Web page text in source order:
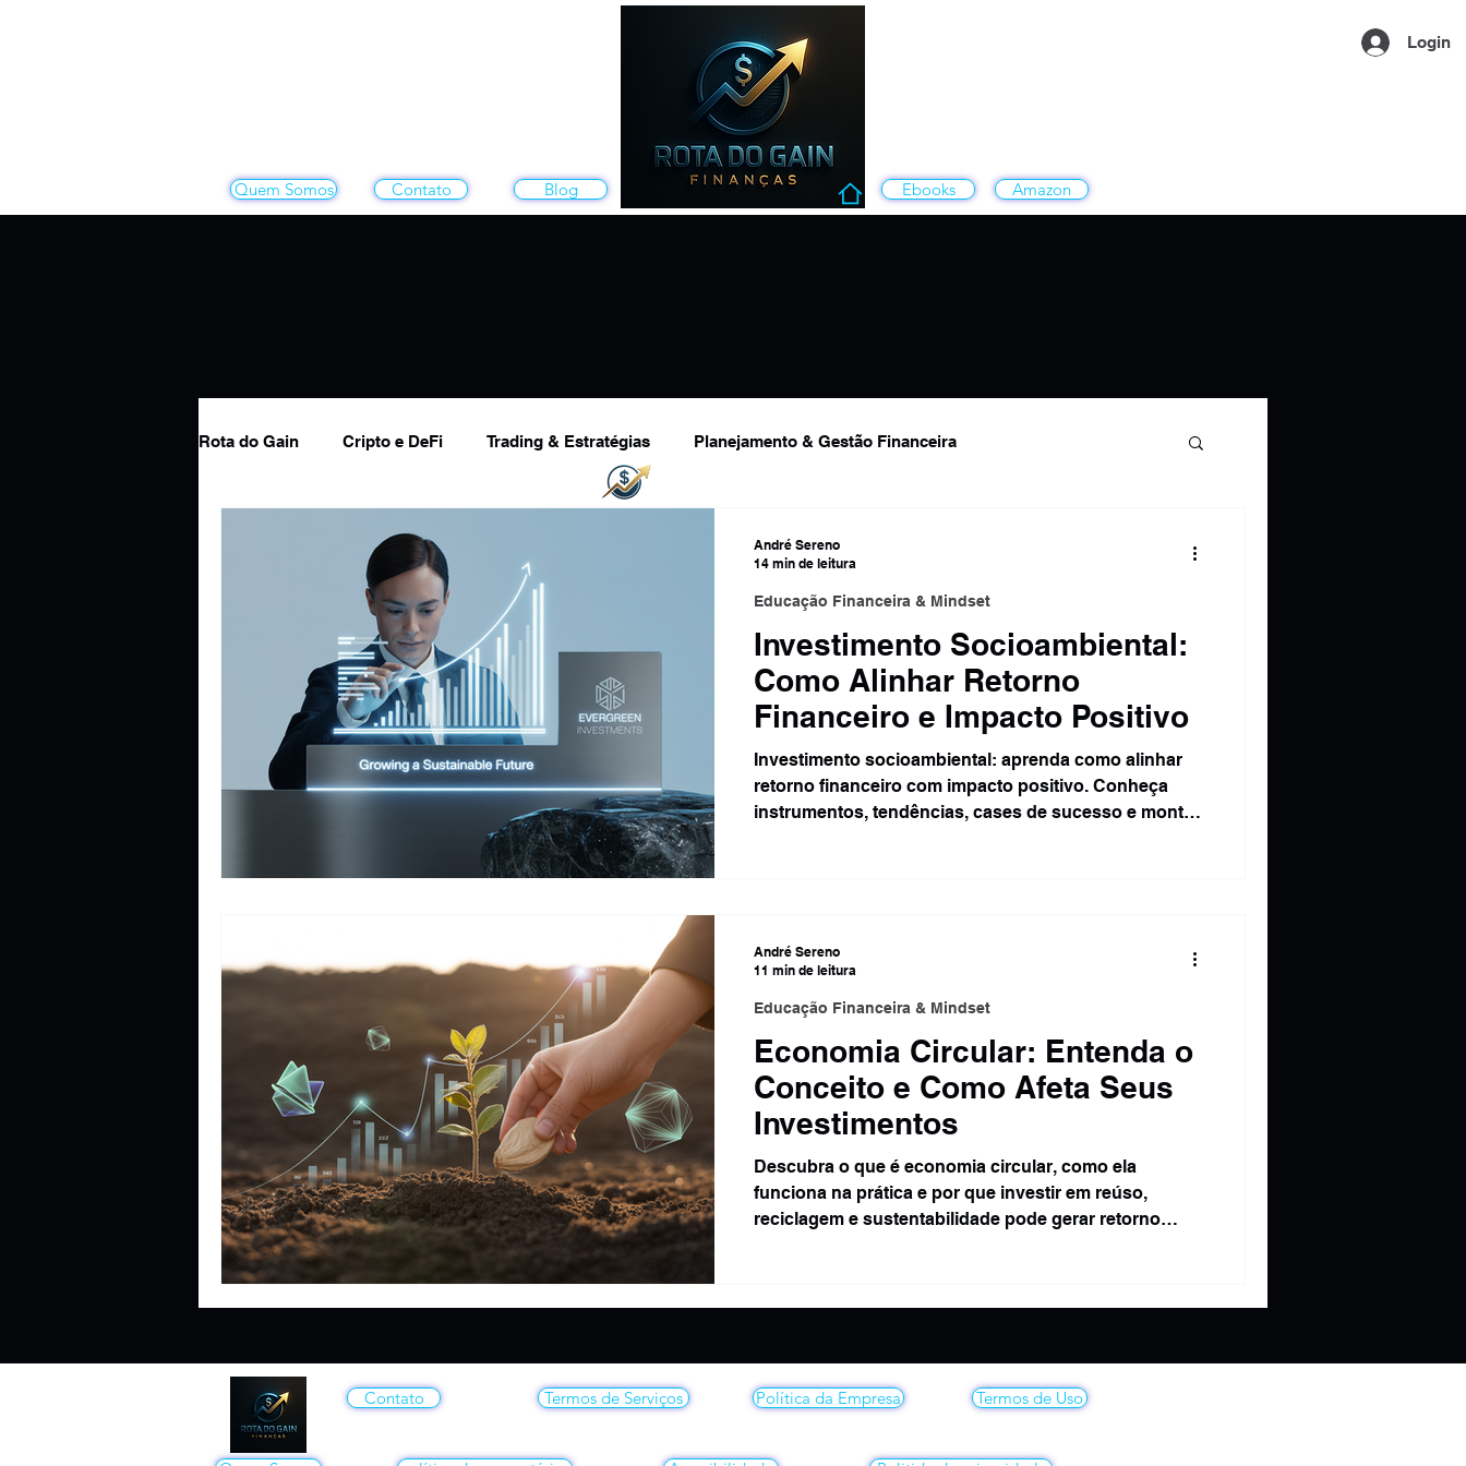
Quem Somos Contato Blog Ebooks Amazon
Login
Rota do Gain Cripto e DeFi Trading & Estratégias Planejamento & Gestão Financeira
Planejamento & Gestão Financeira
Investimento Socioambiental:
Como Alinhar Retorno
Financeiro e Impacto Positivo
Investimento socioambiental: aprenda como alinhar
retorno financeiro com impacto positivo. Conheça
instrumentos, tendências, cases de sucesso e monte
Educação Financeira & Mindset
André Sereno
14 min de leitura
Economia Circular: Entenda o
Conceito e Como Afeta Seus
Investimentos
Descubra o que é economia circular, como ela
funciona na prática e por que investir em reúso,
reciclagem e sustentabilidade pode gerar retorno
Educação Financeira & Mindset
André Sereno
11 min de leitura
Contato Termos de Serviços Política da Empresa Termos de Uso